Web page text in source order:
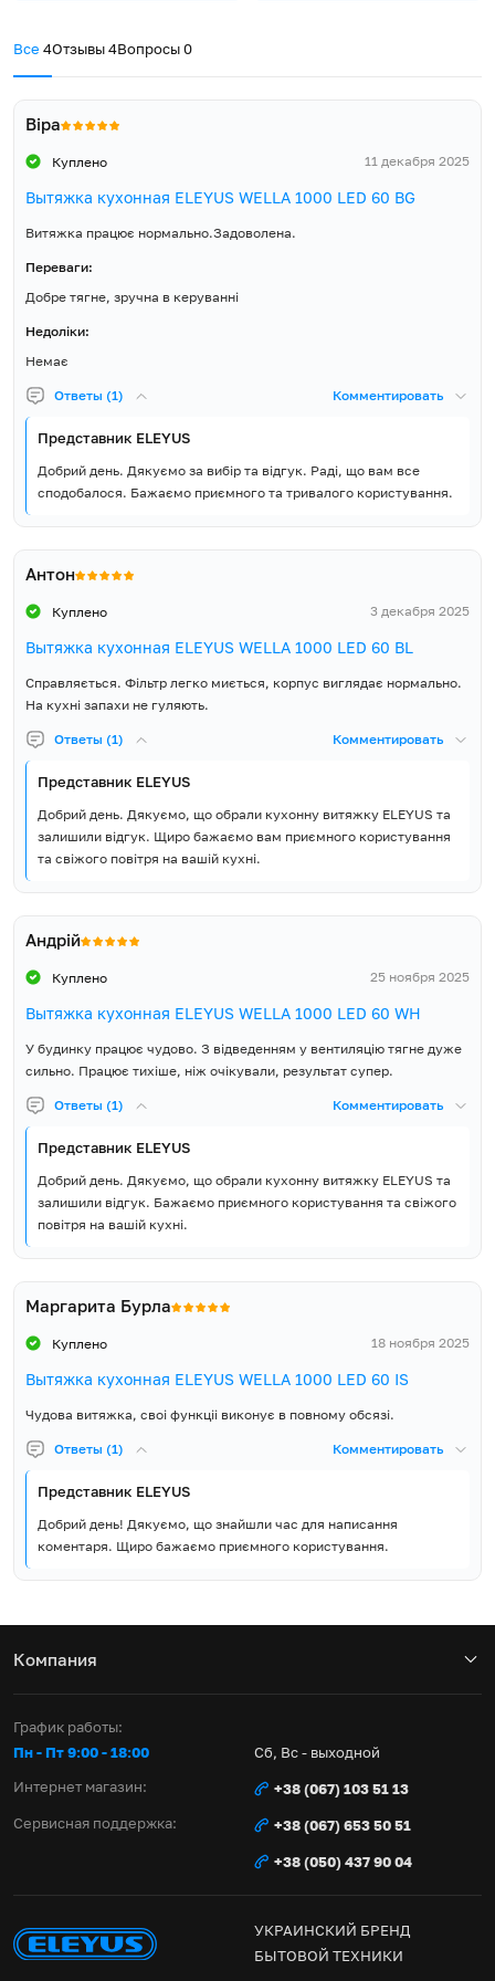
Комплект постачання
перехідник патрубка з
Ø150мм на Ø120мм,
Монтажні шурупи та дюбелі
Все 4Отзывы4Вопросы0
Віра
Куплено 11 декабря 2025
Вытяжка кухонная ELEYUS WELLA 1000 LED 60 BG
Витяжка працює нормально.Задоволена.
Переваги:
Добре тягне, зручна в керуванні
Недоліки:
Немає
Ответы (1) Комментировать
Представник ELEYUS
Добрий день. Дякуємо за вибір та відгук. Раді, що вам все
сподобалося. Бажаємо приємного та тривалого користування.
Антон
Куплено 3 декабря 2025
Вытяжка кухонная ELEYUS WELLA 1000 LED 60 BL
Справляється. Фільтр легко миється, корпус виглядає нормально.
На кухні запахи не гуляють.
Ответы (1) Комментировать
Представник ELEYUS
Добрий день. Дякуємо, що обрали кухонну витяжку ELEYUS та
залишили відгук. Щиро бажаємо вам приємного користування
та свіжого повітря на вашій кухні.
Андрій
Куплено 25 ноября 2025
Вытяжка кухонная ELEYUS WELLA 1000 LED 60 WH
У будинку працює чудово. З відведенням у вентиляцію тягне дуже
сильно. Працює тихіше, ніж очікували, результат супер.
Ответы (1) Комментировать
Представник ELEYUS
Добрий день. Дякуємо, що обрали кухонну витяжку ELEYUS та
залишили відгук. Бажаємо приємного користування та свіжого
повітря на вашій кухні.
Маргарита Бурла
Куплено 18 ноября 2025
Вытяжка кухонная ELEYUS WELLA 1000 LED 60 IS
Чудова витяжка, своі функціі виконує в повному обсязі.
Ответы (1) Комментировать
Представник ELEYUS
Добрий день! Дякуємо, що знайшли час для написання
коментаря. Щиро бажаємо приємного користування.
Компания
График работы:
Пн - Пт 9:00 - 18:00
Сб, Вс - выходной
Интернет магазин:
+38 (067) 103 51 13
Сервисная поддержка:
+38 (067) 653 50 51
+38 (050) 437 90 04
УКРАИНСКИЙ БРЕНД
БЫТОВОЙ ТЕХНИКИ